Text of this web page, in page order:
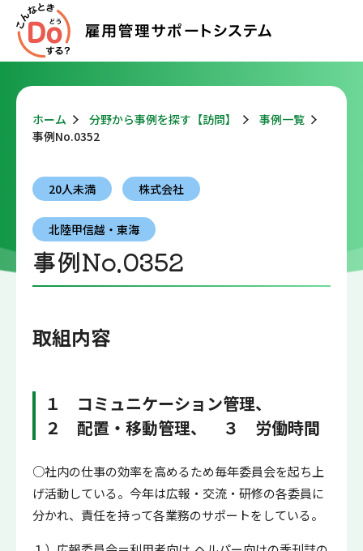
ホーム 分野から事例を探す【訪問】
事例一覧
事例No.0352
20人未満 株式会社
北陸甲信越・東海
事例No.0352
取組内容
１ コミュニケーション管理、
２ 配置・移動管理、 ３ 労働時間
○社内の仕事の効率を高めるため毎年委員会を起ち上
げ活動している。今年は広報・交流・研修の各委員に
分かれ、責任を持って各業務のサポートをしている。